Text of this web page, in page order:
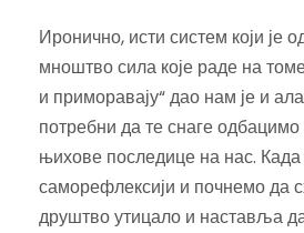
Иронично, исти систем који је
мноштво сила које раде на
и приморавају“ дао нам је и
потребни да те снаге
њихове последице на нас.
саморефлексији и почнемо да
друштво утицало и наставља